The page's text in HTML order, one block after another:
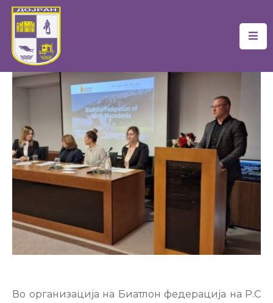
Почетна
Локална
Самоуправа
Новости
Проекти
Документи
Финансии
Настани
Во организација на Биатлон федерација на Р.С